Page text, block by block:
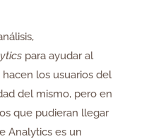
para ayudar al
los usuarios del
del mismo, pero en
que pudieran llegar
Analytics es un